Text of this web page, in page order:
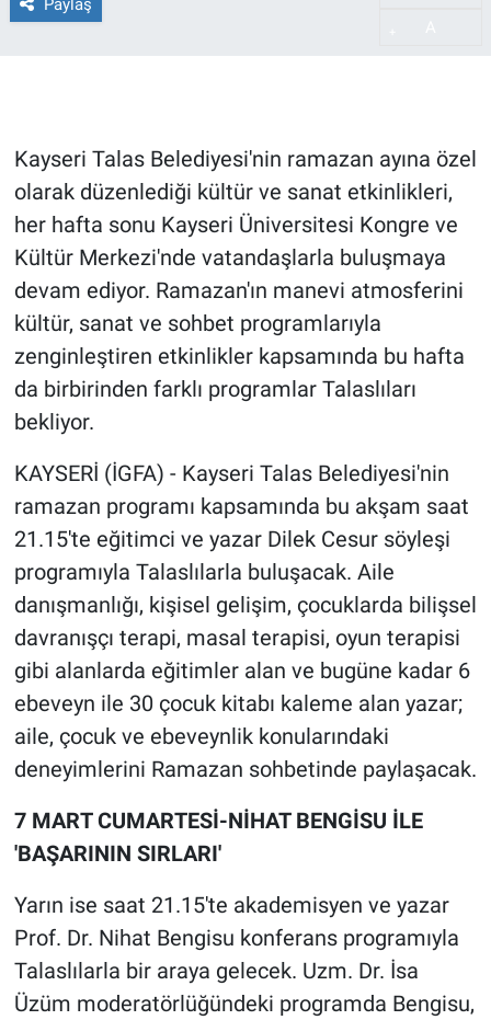
Paylaş
Kayseri Talas Belediyesi'nin ramazan ayına özel
olarak düzenlediği kültür ve sanat etkinlikleri,
her hafta sonu Kayseri Üniversitesi Kongre ve
Kültür Merkezi'nde vatandaşlarla buluşmaya
devam ediyor. Ramazan'ın manevi atmosferini
kültür, sanat ve sohbet programlarıyla
zenginleştiren etkinlikler kapsamında bu hafta
da birbirinden farklı programlar Talaslıları
bekliyor.
KAYSERİ (İGFA) - Kayseri Talas Belediyesi'nin
ramazan programı kapsamında bu akşam saat
21.15'te eğitimci ve yazar Dilek Cesur söyleşi
programıyla Talaslılarla buluşacak. Aile
danışmanlığı, kişisel gelişim, çocuklarda bilişsel
davranışçı terapi, masal terapisi, oyun terapisi
gibi alanlarda eğitimler alan ve bugüne kadar 6
ebeveyn ile 30 çocuk kitabı kaleme alan yazar;
aile, çocuk ve ebeveynlik konularındaki
deneyimlerini Ramazan sohbetinde paylaşacak.
7 MART CUMARTESİ-NİHAT BENGİSU İLE
'BAŞARININ SIRLARI'
Yarın ise saat 21.15'te akademisyen ve yazar
Prof. Dr. Nihat Bengisu konferans programıyla
Talaslılarla bir araya gelecek. Uzm. Dr. İsa
Üzüm moderatörlüğündeki programda Bengisu,